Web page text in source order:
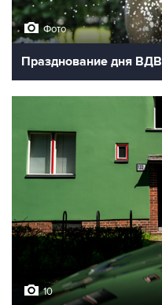
Фото
Празднование дня ВДВ
10